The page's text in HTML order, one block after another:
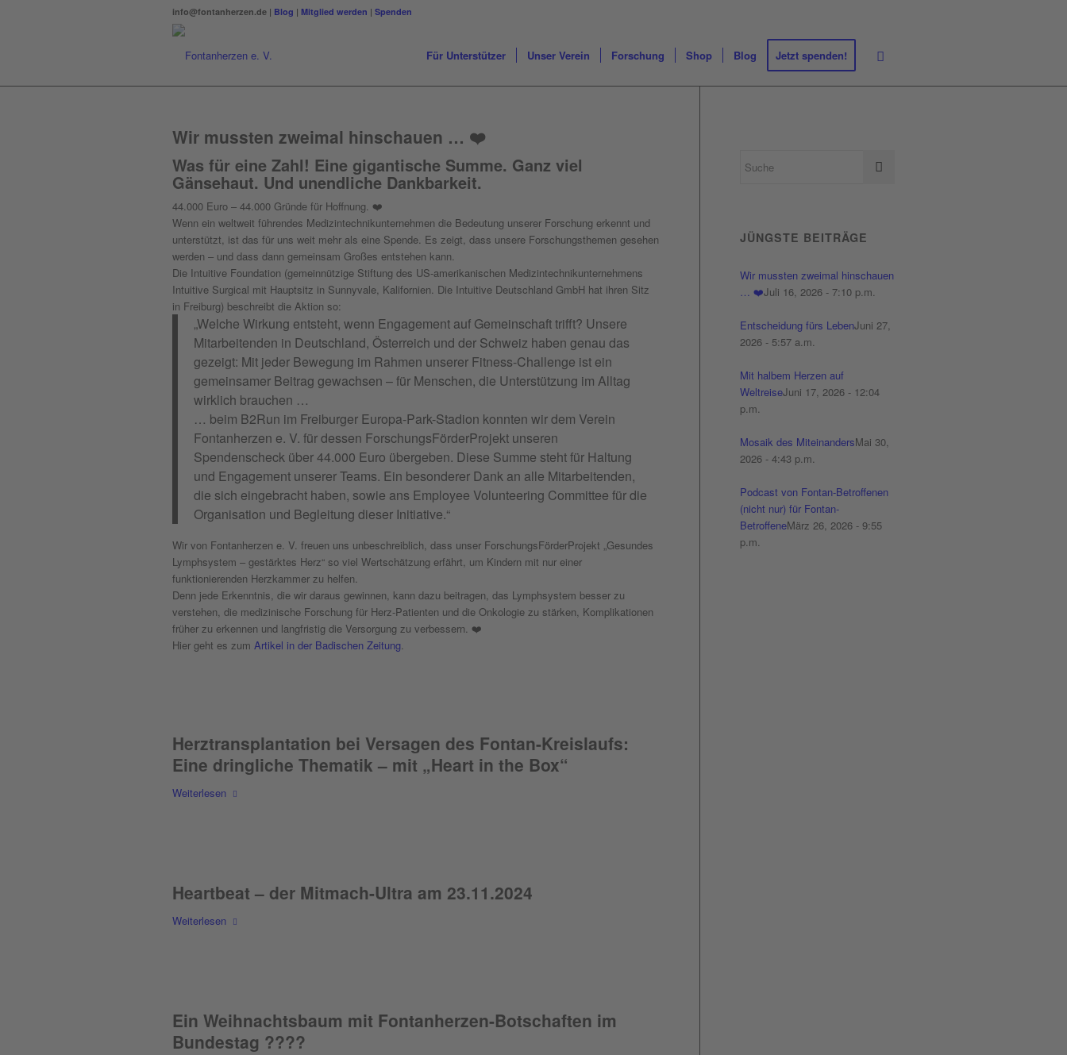
info@fontanherzen.de | Blog | Mitglied werden | Spenden
Für Unterstützer Unser Verein Forschung Shop Blog Jetzt spenden!
Wir mussten zweimal hinschauen … ❤️
Was für eine Zahl! Eine gigantische Summe. Ganz viel
Gänsehaut. Und unendliche Dankbarkeit.
44.000 Euro – 44.000 Gründe für Hoffnung. ❤️
Wenn ein weltweit führendes Medizintechnikunternehmen die Bedeutung unserer Forschung erkennt und
unterstützt, ist das für uns weit mehr als eine Spende. Es zeigt, dass unsere Forschungsthemen gesehen
werden – und dass dann gemeinsam Großes entstehen kann.
Die Intuitive Foundation (gemeinnützige Stiftung des US-amerikanischen Medizintechnikunternehmens
Intuitive Surgical mit Hauptsitz in Sunnyvale, Kalifornien. Die Intuitive Deutschland GmbH hat ihren Sitz
in Freiburg) beschreibt die Aktion so:
„Welche Wirkung entsteht, wenn Engagement auf Gemeinschaft trifft? Unsere
Mitarbeitenden in Deutschland, Österreich und der Schweiz haben genau das
gezeigt: Mit jeder Bewegung im Rahmen unserer Fitness-Challenge ist ein
gemeinsamer Beitrag gewachsen – für Menschen, die Unterstützung im Alltag
wirklich brauchen …
… beim B2Run im Freiburger Europa-Park-Stadion konnten wir dem Verein
Fontanherzen e. V. für dessen ForschungsFörderProjekt unseren
Spendenscheck über 44.000 Euro übergeben. Diese Summe steht für Haltung
und Engagement unserer Teams. Ein besonderer Dank an alle Mitarbeitenden,
die sich eingebracht haben, sowie ans Employee Volunteering Committee für die
Organisation und Begleitung dieser Initiative.“
Wir von Fontanherzen e. V. freuen uns unbeschreiblich, dass unser ForschungsFörderProjekt „Gesundes
Lymphsystem – gestärktes Herz“ so viel Wertschätzung erfährt, um Kindern mit nur einer
funktionierenden Herzkammer zu helfen.
Denn jede Erkenntnis, die wir daraus gewinnen, kann dazu beitragen, das Lymphsystem besser zu
verstehen, die medizinische Forschung für Herz‑Patienten und die Onkologie zu stärken, Komplikationen
früher zu erkennen und langfristig die Versorgung zu verbessern. ❤️
Hier geht es zum Artikel in der Badischen Zeitung.
Herztransplantation bei Versagen des Fontan-Kreislaufs:
Eine dringliche Thematik – mit „Heart in the Box“
Weiterlesen
Heartbeat – der Mitmach-Ultra am 23.11.2024
Weiterlesen
Ein Weihnachtsbaum mit Fontanherzen-Botschaften im
Bundestag ????
JÜNGSTE BEITRÄGE
Wir mussten zweimal hinschauen
… ❤️Juli 16, 2026 - 7:10 p.m.
Entscheidung fürs LebenJuni 27,
2026 - 5:57 a.m.
Mit halbem Herzen auf
WeltreiseJuni 17, 2026 - 12:04
p.m.
Mosaik des MiteinandersMai 30,
2026 - 4:43 p.m.
Podcast von Fontan-Betroffenen
(nicht nur) für Fontan-
BetroffeneMärz 26, 2026 - 9:55
p.m.